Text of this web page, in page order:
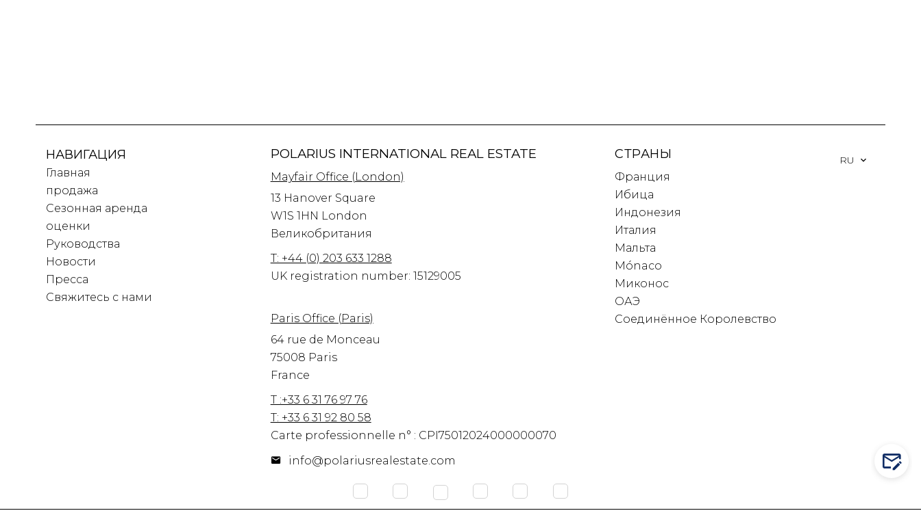
НАВИГАЦИЯ
Главная
продажа
Сезонная аренда
оценки
Руководства
Новости
Пресса
Свяжитесь с нами
POLARIUS INTERNATIONAL REAL ESTATE
Mayfair Office (London)
13 Hanover Square
W1S 1HN London
Великобритания
T: +44 (0) 203 633 1288
UK registration number: 15129005
Paris Office (Paris)
64 rue de Monceau
75008 Paris
France
T :+33 6 31 76 97 76
T: +33 6 31 92 80 58
Carte professionnelle n° : CPI75012024000000070
info@polariusrealestate.com
СТРАНЫ
Франция
Ибица
Индонезия
Италия
Мальта
Mónaco
Миконос
ОАЭ
Соединённое Королевство
RU